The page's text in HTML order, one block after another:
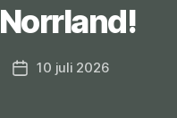
Inläggsdatum
10 juli 2026